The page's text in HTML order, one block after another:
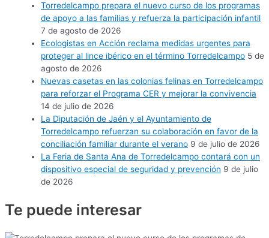
Torredelcampo prepara el nuevo curso de los programas
de apoyo a las familias y refuerza la participación infantil
7 de agosto de 2026
Ecologistas en Acción reclama medidas urgentes para
proteger al lince ibérico en el término Torredelcampo 5 de
agosto de 2026
Nuevas casetas en las colonias felinas en Torredelcampo
para reforzar el Programa CER y mejorar la convivencia
14 de julio de 2026
La Diputación de Jaén y el Ayuntamiento de
Torredelcampo refuerzan su colaboración en favor de la
conciliación familiar durante el verano 9 de julio de 2026
La Feria de Santa Ana de Torredelcampo contará con un
dispositivo especial de seguridad y prevención 9 de julio
de 2026
Te puede interesar